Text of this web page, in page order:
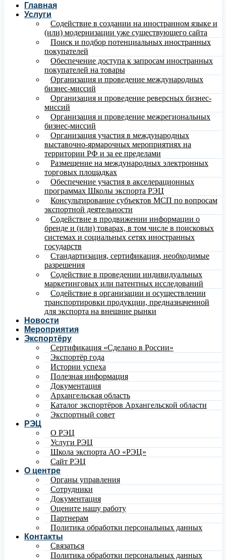
Главная
Услуги
Содействие в создании на иностранном языке и
(или) модернизации уже существующего сайта
Поиск и подбор потенциальных иностранных
покупателей
Обеспечение доступа к запросам иностранных
покупателей на товары
Организация и проведение международных
бизнес-миссий
Организация и проведение реверсных бизнес-
миссий
Организация и проведение межрегиональных
бизнес-миссий
Организация участия в международных
выставочно-ярмарочных мероприятиях на
территории РФ и за ее пределами
Размещение на международных электронных
торговых площадках
Обеспечение участия в акселерационных
программах Школы экспорта РЭЦ
Консультирование субъектов МСП по вопросам
экспортной деятельности
Содействие в продвижении информации о
бренде и (или) товарах, в том числе в поисковых
системах и социальных сетях иностранных
государств
Стандартизация, сертификация, необходимые
разрешения
Содействие в проведении индивидуальных
маркетинговых или патентных исследований
Содействие в организации и осуществлении
транспортировки продукции, предназначенной
для экспорта на внешние рынки
Новости
Мероприятия
Экспортёру
Сертификация «Сделано в России»
Экспортёр года
Истории успеха
Полезная информация
Документация
Архангельская область
Каталог экспортёров Архангельской области
Экспортный совет
РЭЦ
О РЭЦ
Услуги РЭЦ
Школа экспорта АО «РЭЦ»
Сайт РЭЦ
О центре
Органы управления
Сотрудники
Документация
Оцените нашу работу
Партнерам
Политика обработки персональных данных
Контакты
Связаться
Политика обработки персональных данных